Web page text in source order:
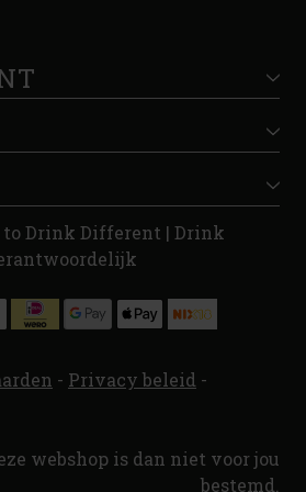
to Drink Different | Drink
- Privacy beleid -
webshop is dan niet voor jou
bestemd.